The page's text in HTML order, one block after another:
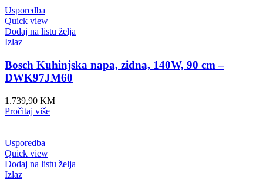
Usporedba
Quick view
Dodaj na listu želja
Izlaz
Bosch Kuhinjska napa, zidna, 140W, 90 cm –
DWK97JM60
1.739,90 KM
Pročitaj više
Usporedba
Quick view
Dodaj na listu želja
Izlaz